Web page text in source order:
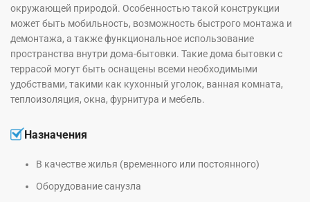
окружающей природой. Особенностью такой конструкции
может быть мобильность, возможность быстрого монтажа и
демонтажа, а также функциональное использование
пространства внутри дома-бытовки. Такие дома бытовки с
террасой могут быть оснащены всеми необходимыми
удобствами, такими как кухонный уголок, ванная комната,
теплоизоляция, окна, фурнитура и мебель.
Назначения
В качестве жилья (временного или постоянного)
Оборудование санузла